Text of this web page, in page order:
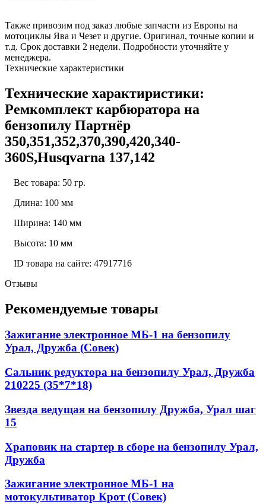
Также привозим под заказ любые запчасти из Европы на
мотоциклы Ява и Чезет и другие. Оригинал, точные копии и
т.д. Срок доставки 2 недели. Подробности уточняйте у
менеджера.
Технические характеристики
Технические характиристики:
Ремкомплект карбюратора на
бензопилу Партнёр
350,351,352,370,390,420,340-
360S,Husqvarna 137,142
Вес товара: 50 гр.
Длина: 100 мм
Ширина: 140 мм
Высота: 10 мм
ID товара на сайте: 47917716
Отзывы
Рекомендуемые товары
Зажигание электронное МБ-1 на бензопилу
Урал, Дружба (Совек)
Сальник редуктора на бензопилу Урал, Дружба
210225 (35*7*18)
Звезда ведущая на бензопилу Дружба, Урал шаг
15
Храповик на стартер в сборе на бензопилу Урал,
Дружба
Зажигание электронное МБ-1 на
мотокультиватор Крот (Совек)